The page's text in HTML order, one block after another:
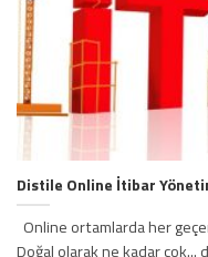
Distile Online İtibar
Online ortamlarda her
Doğal olarak ne kadar çok...